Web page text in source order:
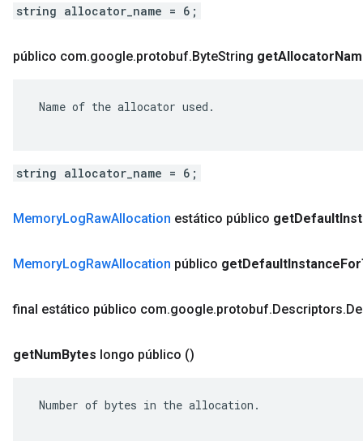
string allocator_name = 6;
público com.google.protobuf.ByteString getAllocator
Name of the allocator used.
string allocator_name = 6;
MemoryLogRawAllocation estático público getDefault
MemoryLogRawAllocation público getDefaultInstanceFor
final estático público com.google.protobuf.Descriptors.
getNumBytes longo público ()
Number of bytes in the allocation.